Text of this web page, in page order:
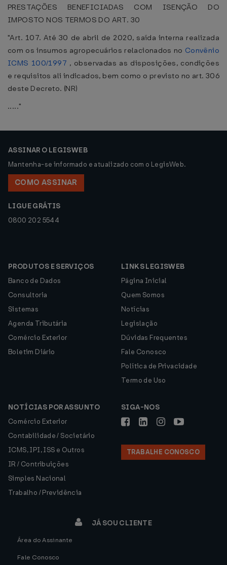
PRESTAÇÕES BENEFICIADAS COM ISENÇÃO DO
IMPOSTO NOS TERMOS DO ART. 30
"Art. 107. Até 30 de abril de 2020, saída interna realizada
com os insumos agropecuários relacionados no Convênio
ICMS 100/1997 , observadas as disposições, condições
e requisitos ali indicados, bem como o previsto no art. 306
deste Decreto. (NR)
....."
ASSINAR O LEGISWEB
Mantenha-se informado e atualizado com o LegisWeb.
COMO ASSINAR
LIGUE GRÁTIS
0800 202 5544
PRODUTOS E SERVIÇOS
Banco de Dados
Consultoria
Sistemas
Agenda Tributária
Comércio Exterior
Boletim Diário
LINKS LEGISWEB
Página Inicial
Quem Somos
Notícias
Legislação
Dúvidas Frequentes
Fale Conosco
Política de Privacidade
Termo de Uso
NOTÍCIAS POR ASSUNTO
Comércio Exterior
Contabilidade / Societário
ICMS, IPI, ISS e Outros
IR / Contribuições
Simples Nacional
Trabalho / Previdência
SIGA-NOS
TRABALHE CONOSCO
JÁ SOU CLIENTE
Área do Assinante
Fale Conosco